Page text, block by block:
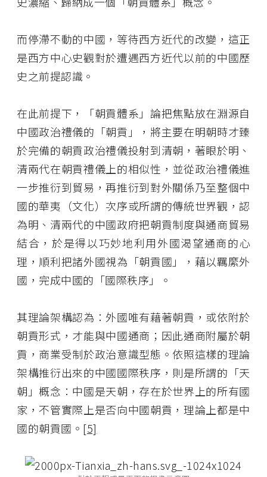
而停滯不動的中國，等待西方近代的改變，這正
是西方中心史觀對於遭遇西方近代以前的中國歷
史之前提認識。
在此前提下，「朝貢體系」論把焦點放在淵源自
中國政治禮儀的「朝貢」，將主要在明朝時才臻
於完備的朝貢政治禮儀投射到清朝，著眼於明、
清兩代在朝貢禮儀上的相似性，並從政治禮儀進
一步推衍到貿易，再推衍到對外關係乃至整個中
國的華夷（文化）次序或所謂的傳統世界觀，認
為明、清兩代的中國政府把朝貢制度與通商貿易
結合，於是得以巧妙地利用外國渴望通商的心
理，順利把諸外國視為「朝貢國」，藉以羈縻外
國，完成中國的「國際秩序」。
其理論架構認為：外國唯有藉著朝貢，或依附於
朝貢形式，才能與中國通商；因此通商附屬於朝
貢，商業受制於政治意識型態。依照這樣的理論
架構推衍出來的中國國際秩序，則是所謂的「天
朝」概念：中國是天朝，存在於世界上的所有國
家，不管實際上是否向中國朝貢，理論上都是中
國的朝貢國。 [5]